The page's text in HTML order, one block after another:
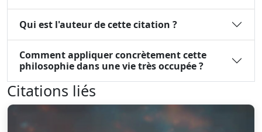
Qui est l'auteur de cette citation ?
Comment appliquer concrètement cette
philosophie dans une vie très occupée ?
Citations liés